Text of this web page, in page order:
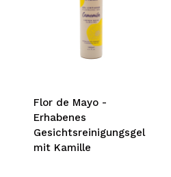
Flor de Mayo -
Erhabenes
Gesichtsreinigungsgel
mit Kamille